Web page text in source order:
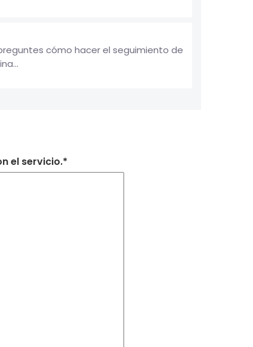
cómo hacer el seguimiento de
el servicio.*